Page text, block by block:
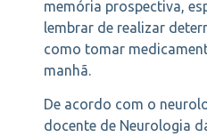
memória prospectiva,
lembrar de realizar
como tomar
manhã.
De acordo com o
docente de Neurologia